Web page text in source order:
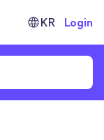
KR Login